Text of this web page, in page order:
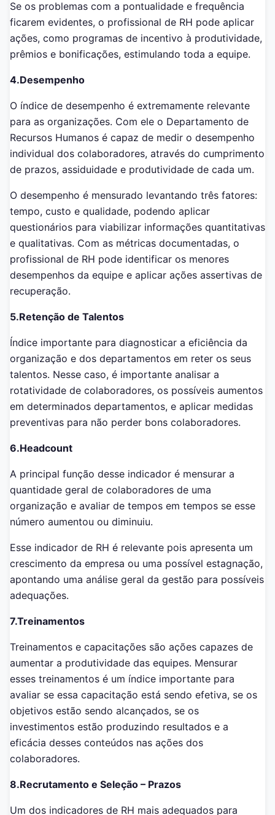
Se os problemas com a pontualidade e frequência
ficarem evidentes, o profissional de RH pode aplicar
ações, como programas de incentivo à produtividade,
prêmios e bonificações, estimulando toda a equipe.
4.Desempenho
O índice de desempenho é extremamente relevante
para as organizações. Com ele o Departamento de
Recursos Humanos é capaz de medir o desempenho
individual dos colaboradores, através do cumprimento
de prazos, assiduidade e produtividade de cada um.
O desempenho é mensurado levantando três fatores:
tempo, custo e qualidade, podendo aplicar
questionários para viabilizar informações quantitativas
e qualitativas. Com as métricas documentadas, o
profissional de RH pode identificar os menores
desempenhos da equipe e aplicar ações assertivas de
recuperação.
5.Retenção de Talentos
Índice importante para diagnosticar a eficiência da
organização e dos departamentos em reter os seus
talentos. Nesse caso, é importante analisar a
rotatividade de colaboradores, os possíveis aumentos
em determinados departamentos, e aplicar medidas
preventivas para não perder bons colaboradores.
6.Headcount
A principal função desse indicador é mensurar a
quantidade geral de colaboradores de uma
organização e avaliar de tempos em tempos se esse
número aumentou ou diminuiu.
Esse indicador de RH é relevante pois apresenta um
crescimento da empresa ou uma possível estagnação,
apontando uma análise geral da gestão para possíveis
adequações.
7.Treinamentos
Treinamentos e capacitações são ações capazes de
aumentar a produtividade das equipes. Mensurar
esses treinamentos é um índice importante para
avaliar se essa capacitação está sendo efetiva, se os
objetivos estão sendo alcançados, se os
investimentos estão produzindo resultados e a
eficácia desses conteúdos nas ações dos
colaboradores.
8.Recrutamento e Seleção – Prazos
Um dos indicadores de RH mais adequados para